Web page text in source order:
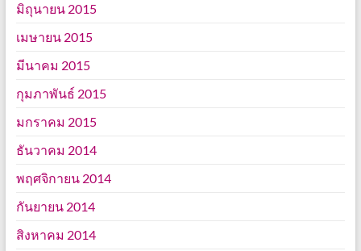
มิถุนายน 2015
เมษายน 2015
มีนาคม 2015
กุมภาพันธ์ 2015
มกราคม 2015
ธันวาคม 2014
พฤศจิกายน 2014
กันยายน 2014
สิงหาคม 2014